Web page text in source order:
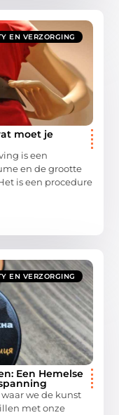
EN VERZORGING
moet je
is een
en de grootte
is een procedure
EN VERZORGING
Een Hemelse
we de kunst
met onze